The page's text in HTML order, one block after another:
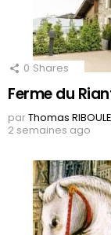
0 Shares
Ferme du
parThomas
2 semaines ago